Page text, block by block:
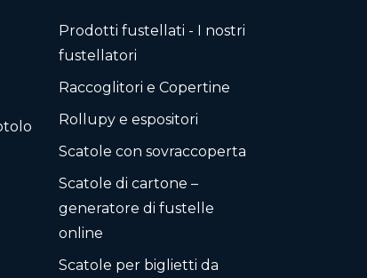
Prodotti fustellati - I nostri
fustellatori
Raccoglitori e Copertine
Rollupy e espositori
Scatole con sovraccoperta
Scatole di cartone –
generatore di fustelle
online
Scatole per biglietti da